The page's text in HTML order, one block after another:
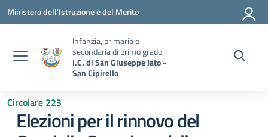
Vai ai contenuti
Vai al menu di navigazione
Vai al footer
Ministero dell'Istruzione e del Merito
Infanzia, primaria e
secondaria di primo grado
I.C. di San Giuseppe Jato -
San Cipirello
Circolare 223
Elezioni per il rinnovo del